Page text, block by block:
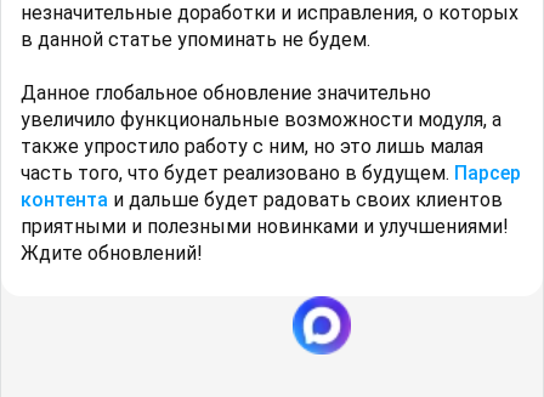
незначительные доработки и исправления, о которых
в данной статье упоминать не будем.
Данное глобальное обновление значительно
увеличило функциональные возможности модуля, а
также упростило работу с ним, но это лишь малая
часть того, что будет реализовано в будущем. Парсер
контента и дальше будет радовать своих клиентов
приятными и полезными новинками и улучшениями!
Ждите обновлений!